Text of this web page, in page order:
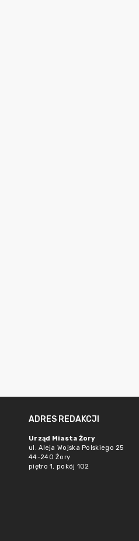
ADRES REDAKCJI
Urząd Miasta Żory
ul. Aleja Wojska Polskiego 25
44-240 Żory
piętro 1, pokój 102